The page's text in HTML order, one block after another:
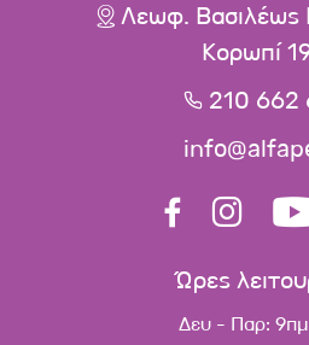
Λεωφ.
Κορωπί
210 662
Ώρες
Δευ - Παρ: